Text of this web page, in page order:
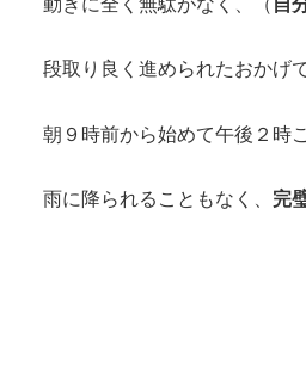
動きに全く無駄がなく、（ 自
段取り良く進められたおかげ
朝９時前から始めて午後２時
雨に降られることもなく、 完